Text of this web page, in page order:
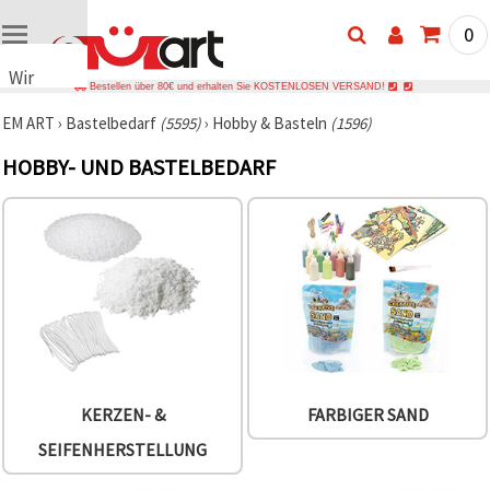
Wir
Cookies
verwenden
ähnliche
Technologien,
der Website
sicherzustellen,
Nutzungserlebnis
Einwilligung,
den
0
Bestellen über 80€ und erhalten Sie KOSTENLOSEN VERSAND!
EM ART › Bastelbedarf (5595)› Hobby & Basteln (1596)
HOBBY- UND BASTELBEDARF
KERZEN- &
SEIFENHERSTELLUNG
FARBIGER SAND